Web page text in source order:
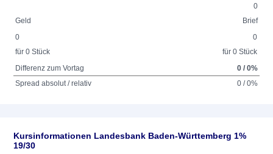
0
Geld
Brief
0
für 0 Stück
0
für 0 Stück
Differenz zum Vortag
0 / 0%
Spread absolut / relativ
0 / 0%
Kursinformationen Landesbank Baden-Württemberg 1%
19/30